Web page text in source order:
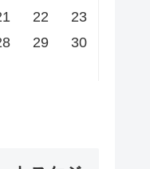
22
23
29
30